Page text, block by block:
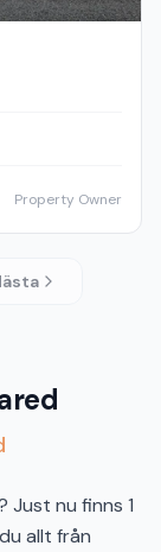
Property Owner
Just nu finns 1
allt från